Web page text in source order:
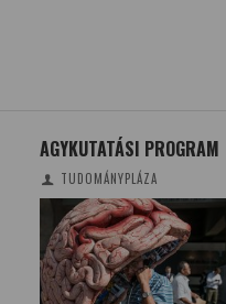
AGYKUTATÁSI PROGRAM
TUDOMÁNYPLÁZA